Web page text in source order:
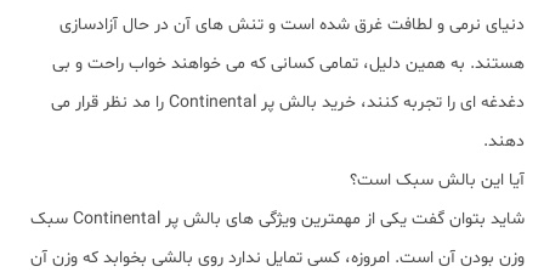
دنیای نرمی و لطافت غرق شده است و تنش های آن در حال آزادسازی
هستند. به همین دلیل، تمامی کسانی که می خواهند خواب راحت و بی
دغدغه ای را تجربه کنند، خرید بالش پر Continental را مد نظر قرار می
دهند.
آیا این بالش سبک است؟
شاید بتوان گفت یکی از مهمترین ویژگی های بالش پر Continental سبک
وزن بودن آن است. امروزه، کسی تمایل ندارد روی بالشی بخوابد که وزن آن